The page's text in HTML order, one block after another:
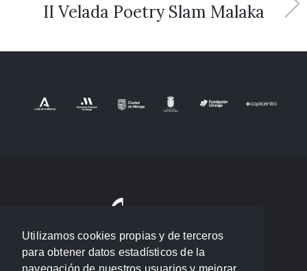
Utilizamos cookies propias y de terceros
para obtener datos estadísticos de la
II Velada Poetry Slam Malaka